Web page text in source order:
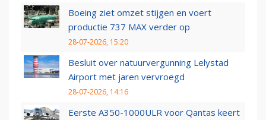
Boeing ziet omzet stijgen en voert
productie 737 MAX verder op
28-07-2026, 15:20
Besluit over natuurvergunning Lelystad
Airport met jaren vervroegd
28-07-2026, 14:16
Eerste A350-1000ULR voor Qantas keert